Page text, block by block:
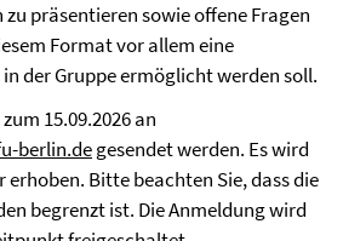
präsentieren sowie offene Fragen
Format vor allem eine
der Gruppe ermöglicht werden soll.
15.09.2026 an
berlin.degesendet werden. Es wird
erhoben. Bitte beachten Sie, dass die
begrenzt ist. Die Anmeldung wird